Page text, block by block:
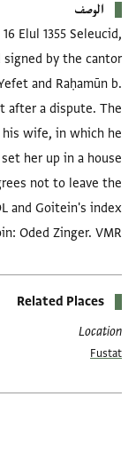
الوصف
Elul 1355 Seleucid,
signed by the cantor
and Raḥamūn b.
after a dispute. The
his wife, in which he
her up in a house
not to leave the
and Goitein's index
Oded Zinger. VMR.
Related Places
Location
Fustat